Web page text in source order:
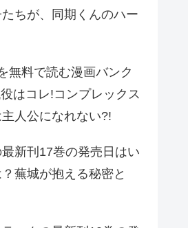
ちが、同期くんのハー
無料で読む漫画バンク
はコレ!コンプレックス
人公になれない?!
新刊17巻の発売日はい
蕪城が抱える秘密と